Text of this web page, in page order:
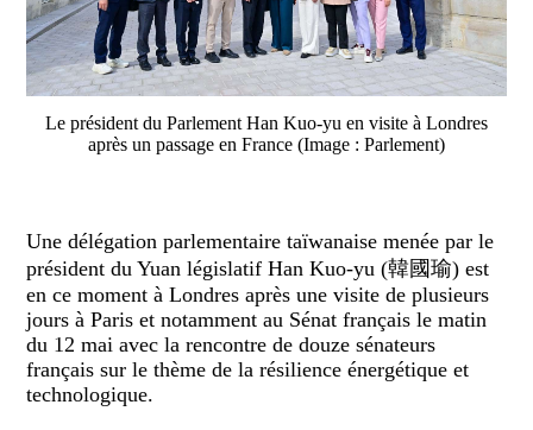
Le président du Parlement Han Kuo-yu en visite à Londres
après un passage en France (Image : Parlement)
Une délégation parlementaire taïwanaise menée par le
président du Yuan législatif Han Kuo-yu (韓國瑜) est
en ce moment à Londres après une visite de plusieurs
jours à Paris et notamment au Sénat français le matin
du 12 mai avec la rencontre de douze sénateurs
français sur le thème de la résilience énergétique et
technologique.